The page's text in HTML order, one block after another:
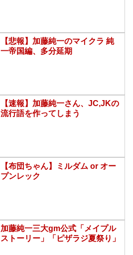
【悲報】加藤純一のマイクラ 純
一帝国編、多分延期
【速報】加藤純一さん、JC,JKの
流行語を作ってしまう
【布団ちゃん】ミルダム or オー
プンレック
加藤純一三大gm公式「メイプル
ストーリー」「ピザラジ夏祭り」